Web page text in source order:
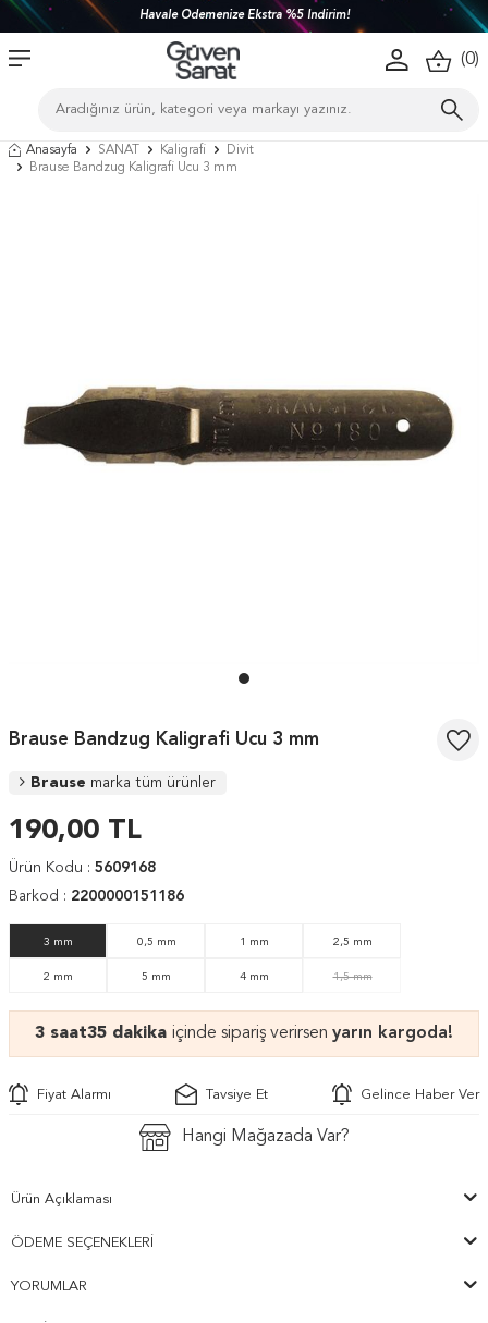
Havale Ödemenize Ekstra %5 İndirim!
(0)
Anasayfa SANAT Kaligrafi
Divit
Brause Bandzug Kaligrafi Ucu 3 mm
Brause Bandzug Kaligrafi Ucu 3 mm
Brause marka tüm ürünler
190,00 TL
Ürün Kodu : 5609168
Barkod : 2200000151186
3 mm 0,5 mm 1 mm 2,5 mm
2 mm 5 mm 4 mm 1,5 mm
3 saat35 dakika içinde sipariş verirsen yarın kargoda!
Fiyat Alarmı Tavsiye Et Gelince Haber Ver
Hangi Mağazada Var?
Ürün Açıklaması
ÖDEME SEÇENEKLERI
YORUMLAR